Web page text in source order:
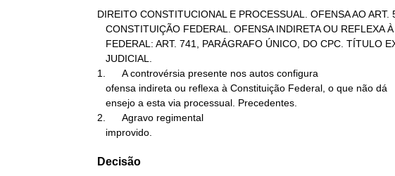
DIREITO CONSTITUCIONAL E PROCESSUAL. OFENSA AO ART.
1.      A controvérsia presente nos autos configura
2.      Agravo regimental
   improvido.
Decisão